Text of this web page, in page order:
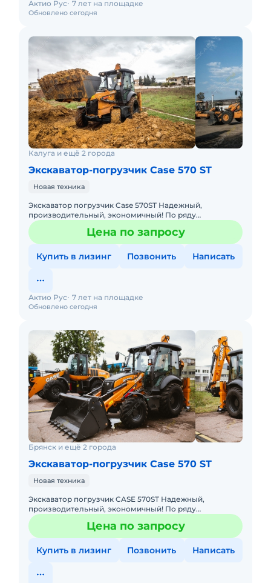
Обновлено сегодня
Актио Рус 7 лет на площадке
Калуга и ещё 2 города
Экскаватор-погрузчик Case 570 ST
Новая техника
Экскаватор погрузчик Case 570ST Надежный,
производительный, экономичный! По ряду
технических характеристик превосходит JCB,
JohnDeere Основные преимущества:
Цена по запросу
Купить в лизинг Позвонить Написать
Обновлено сегодня
Актио Рус 7 лет на площадке
Брянск и ещё 2 города
Экскаватор-погрузчик Case 570 ST
Новая техника
Экскаватор погрузчик CASE 570ST Надежный,
производительный, экономичный! По ряду
технических характеристик превосходит JCB,
JohnDeere Основные преимущества: 1
Цена по запросу
Купить в лизинг Позвонить Написать